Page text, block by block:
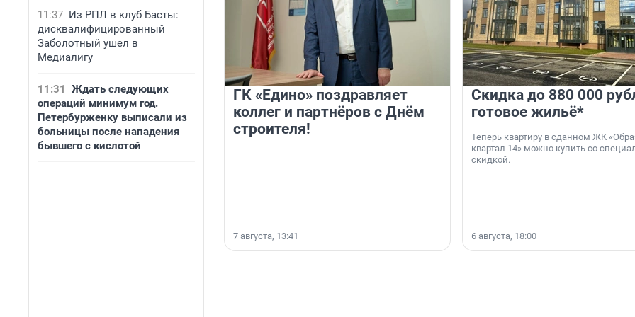
11:37 Из РПЛ в клуб Басты:
дисквалифицированный
Заболотный ушел в
Медиалигу
11:31
Ждать следующих
операций минимум год.
Петербурженку выписали из
больницы после нападения
бывшего с кислотой
ГК «Едино» поздравляет
коллег и партнёров с Днём
строителя!
7 августа, 13:41
Скидка до 880 000
готовое жильё*
Теперь квартиру в сданном ЖК
квартал 14» можно купить со
скидкой.
6 августа, 18:00